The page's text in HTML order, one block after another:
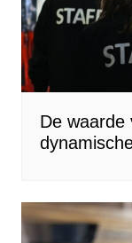
De waarde